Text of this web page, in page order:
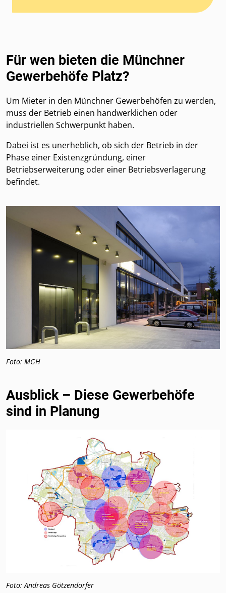
Für wen bieten die Münchner
Gewerbehöfe Platz?
Um Mieter in den Münchner Gewerbehöfen zu werden,
muss der Betrieb einen handwerklichen oder
industriellen Schwerpunkt haben.
Dabei ist es unerheblich, ob sich der Betrieb in der
Phase einer Existenzgründung, einer
Betriebserweiterung oder einer Betriebsverlagerung
befindet.
Foto: MGH
Ausblick – Diese Gewerbehöfe
sind in Planung
Foto: Andreas Götzendorfer